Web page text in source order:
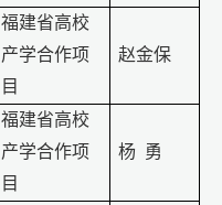
福建省高校
产学合作项
目
赵金保
福建省高校
产学合作项
目
杨 勇